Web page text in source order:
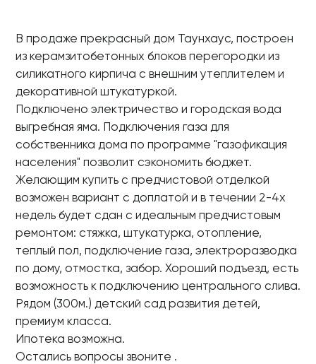
В продаже прекрасный дом Таунхаус, построен
из керамзитобетонных блоков перегородки из
силикатного кирпича с внешним утеплителем и
декоративной штукатуркой.
Подключено электричество и городская вода
выгребная яма. Подключения газа для
собственника дома по программе "газофикация
населения" позволит сэкономить бюджет.
Желающим купить с предчистовой отделкой
возможен вариант с доплатой и в течении 2-4х
недель будет сдан с идеальным предчистовым
ремонтом: стяжка, штукатурка, отопление,
теплый пол, подключение газа, электроразводка
по дому, отмостка, забор. Хороший подъезд, есть
возможность к подключению центрального слива.
Рядом (300м.) детский сад развития детей,
премиум класса.
Ипотека возможна.
Остались вопросы звоните .